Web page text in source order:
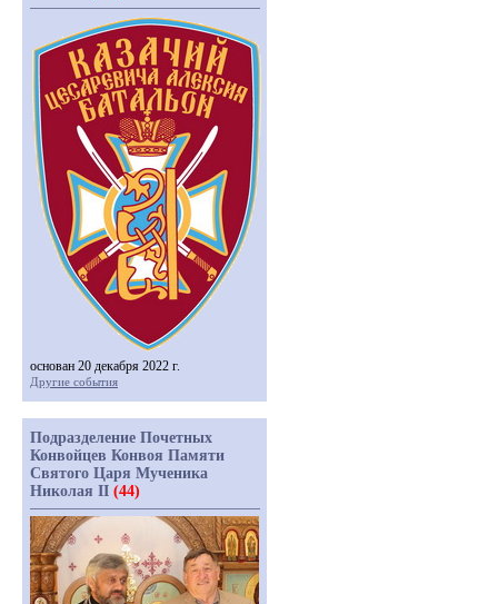
основан 20 декабря 2022 г.
Другие события
Подразделение Почетных
Конвойцев Конвоя Памяти
Святого Царя Мученика
Николая II (44)